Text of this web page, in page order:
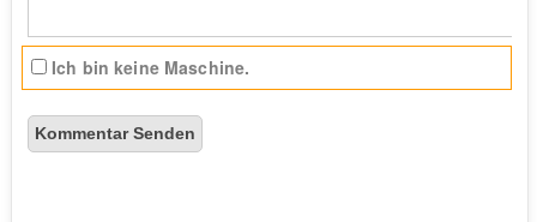
Ich bin keine Maschine.